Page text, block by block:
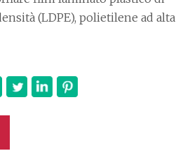
(LDPE), polietilene ad alta